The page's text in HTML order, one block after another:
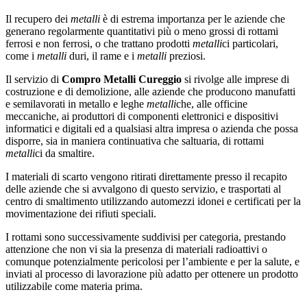
Il recupero dei metalli è di estrema importanza per le aziende che
generano regolarmente quantitativi più o meno grossi di rottami
ferrosi e non ferrosi, o che trattano prodotti metallici particolari,
come i metalli duri, il rame e i metalli preziosi.
Il servizio di Compro Metalli Cureggio si rivolge alle imprese di
costruzione e di demolizione, alle aziende che producono manufatti
e semilavorati in metallo e leghe metalliche, alle officine
meccaniche, ai produttori di componenti elettronici e dispositivi
informatici e digitali ed a qualsiasi altra impresa o azienda che possa
disporre, sia in maniera continuativa che saltuaria, di rottami
metallici da smaltire.
I materiali di scarto vengono ritirati direttamente presso il recapito
delle aziende che si avvalgono di questo servizio, e trasportati al
centro di smaltimento utilizzando automezzi idonei e certificati per la
movimentazione dei rifiuti speciali.
I rottami sono successivamente suddivisi per categoria, prestando
attenzione che non vi sia la presenza di materiali radioattivi o
comunque potenzialmente pericolosi per l’ambiente e per la salute, e
inviati al processo di lavorazione più adatto per ottenere un prodotto
utilizzabile come materia prima.